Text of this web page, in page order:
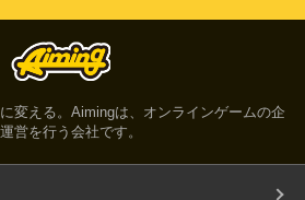
変える。Aimingは、オンラインゲームの企
営を行う会社です。